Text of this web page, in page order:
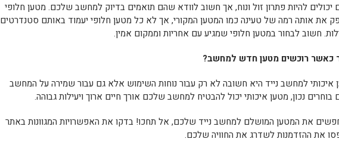
יכולים להיות פתרון זול ונוח, אך חשוב לוודא שהם תואמים בדיוק למחשב שלכם. מטען חלופי
את אותה רמה של טעינה כמו המטען המקורי, אך לא כל מטען חלופי יעמוד באותם סטנדרטים
חשוב לבחור במטען חלופי שמגיע עם אחריות וממקום אמין.
כאשר רוכשים מטען חדש למחשב?
למחשב נייד היא חשובה לא רק עבור נוחות השימוש אלא גם עבור שמירה על המחשב
נכון, מטען איכותי יכול להבטיח למחשב שלכם אורך חיים ארוך ויעילות גבוהה.
את המטען המושלם למחשב נייד שלכם, אל תחכו! בדקו את האפשרויות המגוונות באתר
את ההזדמנות לשדרג את החוויה שלכם.